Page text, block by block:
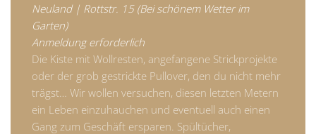
Neuland | Rottstr. 15 (Bei schönem Wetter im
Garten)
Anmeldung erforderlich
Die Kiste mit Wollresten, angefangene Strickprojekte
oder der grob gestrickte Pullover, den du nicht mehr
trägst… Wir wollen versuchen, diesen letzten Metern
ein Leben einzuhauchen und eventuell auch einen
Gang zum Geschäft ersparen. Spültücher,